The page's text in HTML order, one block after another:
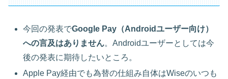
今回の発表でGoogle Pay（Androidユーザー向け）
への言及はありません。Androidユーザーとしては今
後の発表に期待したいところ。
Apple Pay経由でも為替の仕組み自体はWiseのいつも